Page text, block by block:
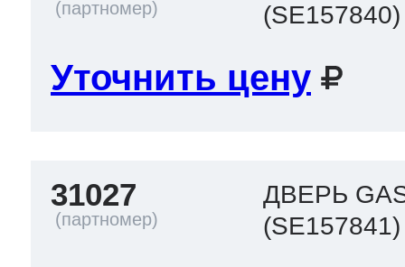
(SE157840)
Уточнить цену
31027
ДВЕРЬ
(SE157841)